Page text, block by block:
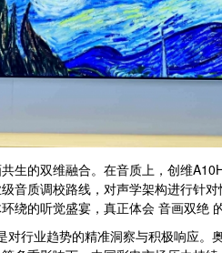
生的双维融合。在音质上，创维
音质调校路线，对声学架构进行针
绕的听觉盛宴，真正体会 音画双绝
对行业趋势的精准洞察与积极响应